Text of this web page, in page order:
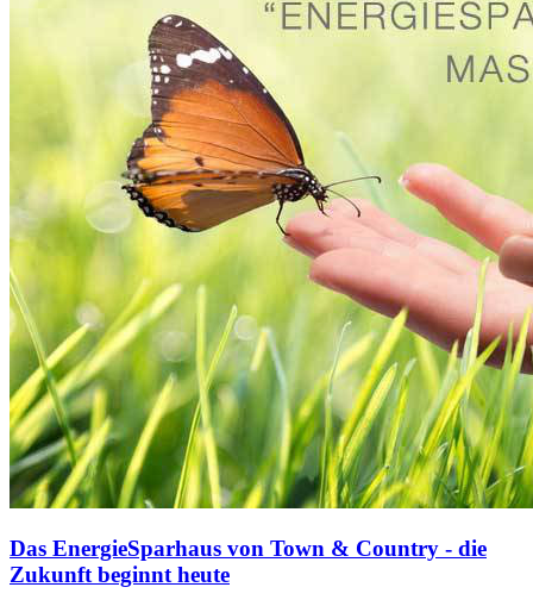
Das EnergieSparhaus von Town & Country - die
Zukunft beginnt heute